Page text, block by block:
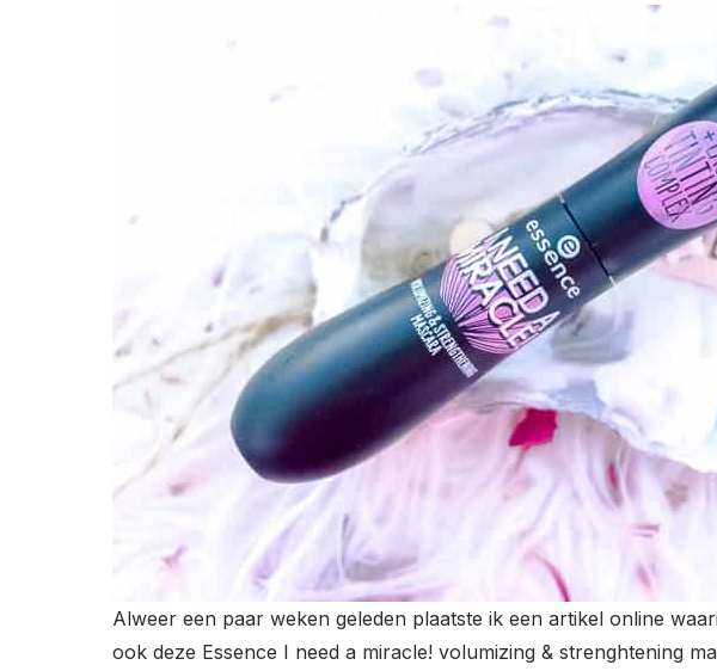
Alweer een paar weken geleden plaatste ik een artikel online
ook deze Essence I need a miracle! volumizing & strenghtening